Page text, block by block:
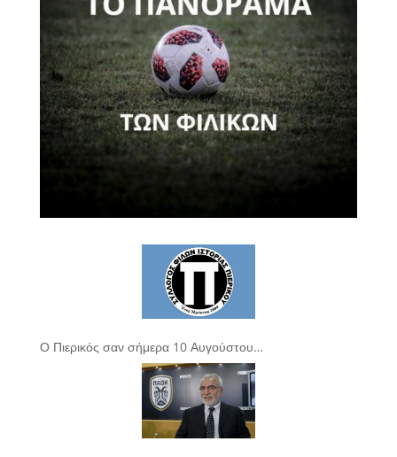
Ο Πιερικός σαν σήμερα 10 Αυγούστου…